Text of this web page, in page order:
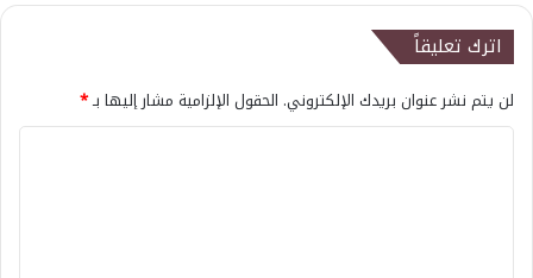
اترك تعليقاً
لن يتم نشر عنوان بريدك الإلكتروني. الحقول الإلزامية مشار إليها بـ*